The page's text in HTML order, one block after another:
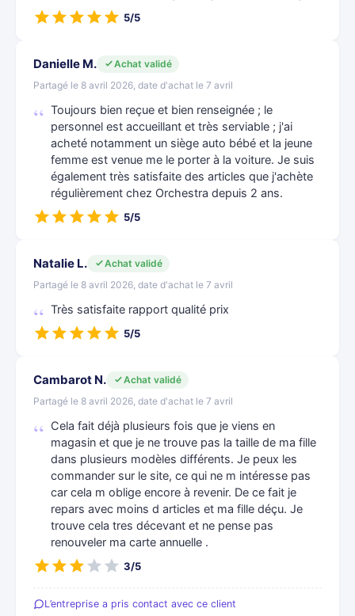
5/5
Danielle M.
Achat validé
Partagé le 8 avril 2026, date d'achat le 7 avril
Toujours bien reçue et bien renseignée ; le
personnel est accueillant et très serviable ; j'ai
acheté notamment un siège auto bébé et la jeune
femme est venue me le porter à la voiture. Je suis
également très satisfaite des articles que j'achète
régulièrement chez Orchestra depuis 2 ans.
5/5
Natalie L.
Achat validé
Partagé le 8 avril 2026, date d'achat le 7 avril
Très satisfaite rapport qualité prix
5/5
Cambarot N.
Achat validé
Partagé le 8 avril 2026, date d'achat le 7 avril
Cela fait déjà plusieurs fois que je viens en
magasin et que je ne trouve pas la taille de ma fille
dans plusieurs modèles différents. Je peux les
commander sur le site, ce qui ne m intéresse pas
car cela m oblige encore à revenir. De ce fait je
repars avec moins d articles et ma fille déçu. Je
trouve cela tres décevant et ne pense pas
renouveler ma carte annuelle .
3/5
L’entreprise a pris contact avec ce client